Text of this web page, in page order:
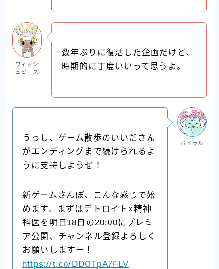
ウィッシ
ュピース
数年ぶりに復活した企画だけど、
時期的に丁度いいって思うよ。
うっし、ゲーム散歩のいいださん
がエンディングまで続けられるよ
うに支持しようぜ！
新ゲームさんぽ、こんな感じで始
めます。まずはデトロイト×精神
科医を明日18日の20:00にプレミ
ア公開、チャンネル登録よろしく
お願いしますー！
https://t.co/DDOTpA7FLV
バイラル